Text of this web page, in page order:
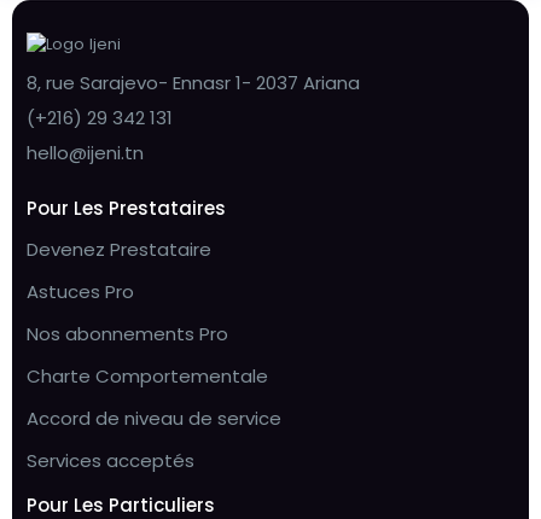
8, rue Sarajevo- Ennasr 1- 2037 Ariana
(+216) 29 342 131
hello@ijeni.tn
Pour Les Prestataires
Devenez Prestataire
Astuces Pro
Nos abonnements Pro
Charte Comportementale
Accord de niveau de service
Services acceptés
Pour Les Particuliers